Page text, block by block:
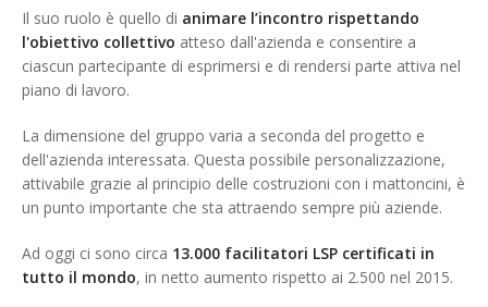
Il suo ruolo è quello di animare l’incontro rispettando
l'obiettivo collettivo atteso dall'azienda e consentire a
ciascun partecipante di esprimersi e di rendersi parte attiva nel
piano di lavoro.
La dimensione del gruppo varia a seconda del progetto e
dell'azienda interessata. Questa possibile personalizzazione,
attivabile grazie al principio delle costruzioni con i mattoncini, è
un punto importante che sta attraendo sempre più aziende.
Ad oggi ci sono circa 13.000 facilitatori LSP certificati in
tutto il mondo, in netto aumento rispetto ai 2.500 nel 2015.